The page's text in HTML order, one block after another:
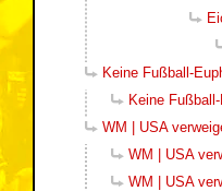
Keine Fußball-
Keine
WM | USA
WM | USA
WM | USA